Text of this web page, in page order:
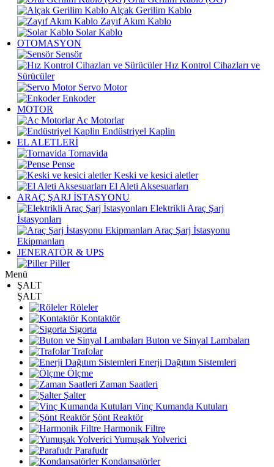
Alçak Gerilim Kablo
Zayıf Akım Kablo
Solar Kablo
OTOMASYON
Sensör
Hız Kontrol Cihazları ve
Sürücüler
Servo Motor
Enkoder
MOTOR
Ac Motorlar
Endüstriyel Kaplin
EL ALETLERİ
Tornavida
Pense
Keski ve kesici aletler
El Aleti Aksesuarları
ARAÇ ŞARJ İSTASYONU
Elektrikli Araç Şarj
İstasyonları
Araç Şarj İstasyonu
Ekipmanları
JENERATÖR & UPS
Piller
Menü
ŞALT
ŞALT
Röleler
Kontaktör
Sigorta
Buton ve Sinyal Lambaları
Trafolar
Enerji Dağıtım Sistemleri
Ölçme
Zaman Saatleri
Şalter
Vinç Kumanda Kutuları
Şönt Reaktör
Harmonik Filtre
Yumuşak Yolverici
Parafudr
Kondansatörler